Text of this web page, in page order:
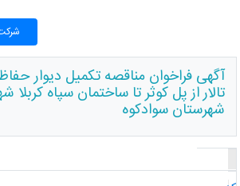
آگهی فراخوان مناقصه تکمیل دیوار
تالار از پل کوثر تا ساختمان سپاه کربلا
شهرستان سوادکوه